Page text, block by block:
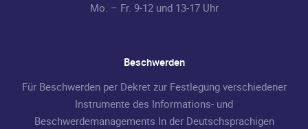
Mo. – Fr. 9-12 und 13-17 Uhr
Beschwerden
Für Beschwerden per Dekret zur Festlegung verschiedener
Instrumente des Informations- und
Beschwerdemanagements In der Deutschsprachigen